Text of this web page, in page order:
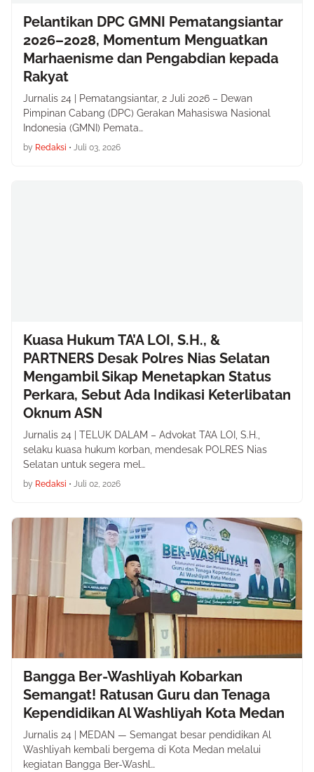
Pelantikan DPC GMNI Pematangsiantar
2026–2028, Momentum Menguatkan
Marhaenisme dan Pengabdian kepada
Rakyat
Jurnalis 24 | Pematangsiantar, 2 Juli 2026 – Dewan
Pimpinan Cabang (DPC) Gerakan Mahasiswa Nasional
Indonesia (GMNI) Pemata…
by Redaksi • Juli 03, 2026
Kuasa Hukum TA’A LOI, S.H., &
PARTNERS Desak Polres Nias Selatan
Mengambil Sikap Menetapkan Status
Perkara, Sebut Ada Indikasi Keterlibatan
Oknum ASN
Jurnalis 24 | TELUK DALAM – Advokat TA’A LOI, S.H.,
selaku kuasa hukum korban, mendesak POLRES Nias
Selatan untuk segera mel…
by Redaksi • Juli 02, 2026
Bangga Ber-Washliyah Kobarkan
Semangat! Ratusan Guru dan Tenaga
Kependidikan Al Washliyah Kota Medan
Jurnalis 24 | MEDAN — Semangat besar pendidikan Al
Washliyah kembali bergema di Kota Medan melalui
kegiatan Bangga Ber-Washl…